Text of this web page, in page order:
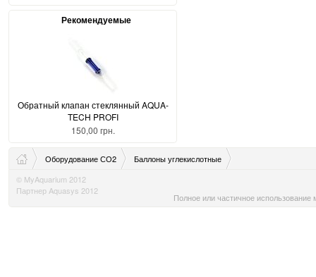
Рекомендуемые
Обратный клапан стеклянный AQUA-
TECH PROFI
150,00 грн.
Оборудование СО2
Баллоны углекислотные
© MyAquarium 2012
Партнер Aquasys 2012
Полное или частичное